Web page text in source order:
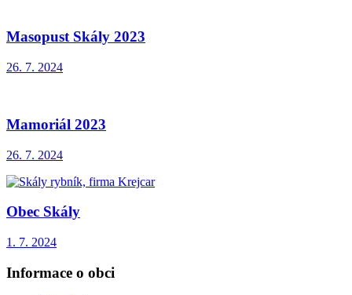
Masopust Skály 2023
26. 7. 2024
Mamoriál 2023
26. 7. 2024
Obec Skály
1. 7. 2024
Informace o obci